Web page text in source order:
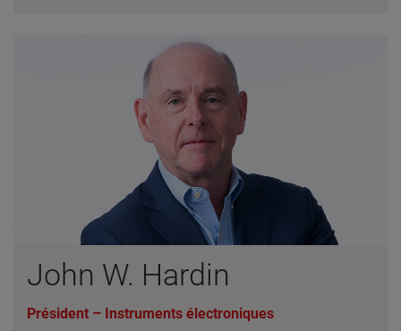
John W. Hardin
Président – Instruments électroniques